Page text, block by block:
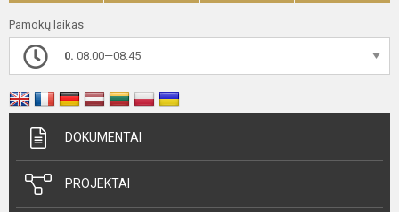
Pamokų laikas
0. 08.00—08.45
DOKUMENTAI
PROJEKTAI